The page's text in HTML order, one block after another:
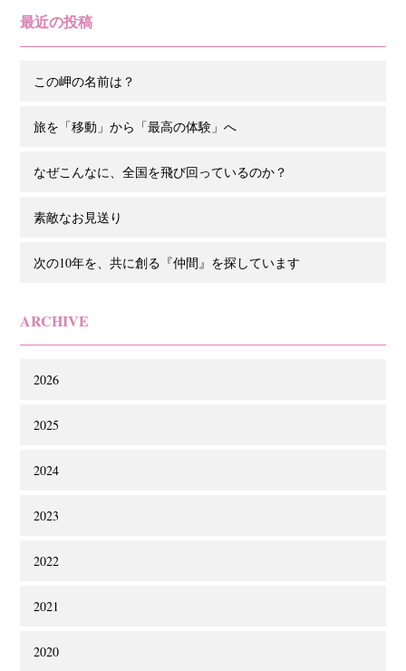
最近の投稿
この岬の名前は？
旅を「移動」から「最高の体験」へ
なぜこんなに、全国を飛び回っているのか？
素敵なお見送り
次の10年を、共に創る『仲間』を探しています
ARCHIVE
2026
2025
2024
2023
2022
2021
2020